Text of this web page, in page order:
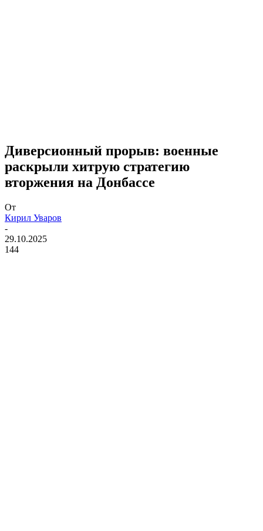
Диверсионный прорыв: военные
раскрыли хитрую стратегию
вторжения на Донбассе
От
Кирил Уваров
-
29.10.2025
144